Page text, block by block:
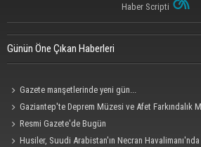
Haber Scripti
Günün Öne Çıkan Haberleri
Gazete manşetlerinde yeni gün...
Gaziantep'te Deprem Müzesi ve Afet Farkındalık
protokolü imzalandı
Resmi Gazete'de Bugün
Husiler, Suudi Arabistan'ın Necran